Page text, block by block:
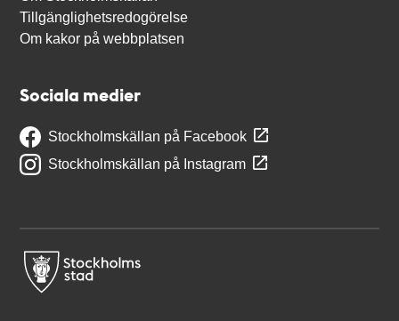
Tillgänglighetsredogörelse
Om kakor på webbplatsen
Sociala medier
Stockholmskällan på Facebook
Stockholmskällan på Instagram